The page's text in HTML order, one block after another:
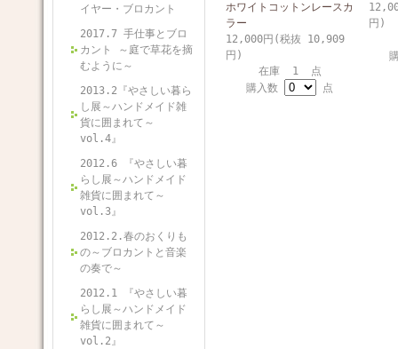
イヤー・ブロカント
2017.7 手仕事とブロ
カント ～庭で草花を摘
むように～
2013.2『やさしい暮ら
し展～ハンドメイド雑
貨に囲まれて～
vol.4』
2012.6 『やさしい暮
らし展～ハンドメイド
雑貨に囲まれて～
vol.3』
2012.2.春のおくりも
の～ブロカントと音楽
の奏で～
2012.1 『やさしい暮
らし展～ハンドメイド
雑貨に囲まれて～
vol.2』
ホワイトコットンレースカ
ラー
12,000円(税抜 10,909
円)
在庫 1 点
購入数
点
円)